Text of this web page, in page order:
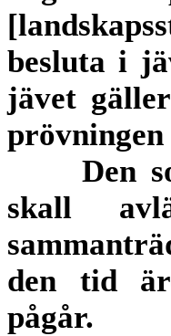
besluta i
jävet
Den
skall
den tid
pågår.